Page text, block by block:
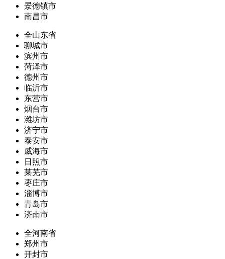
景德镇市
南昌市
全山东省
聊城市
滨州市
菏泽市
德州市
临沂市
东营市
烟台市
潍坊市
济宁市
泰安市
威海市
日照市
莱芜市
枣庄市
淄博市
青岛市
济南市
全河南省
郑州市
开封市